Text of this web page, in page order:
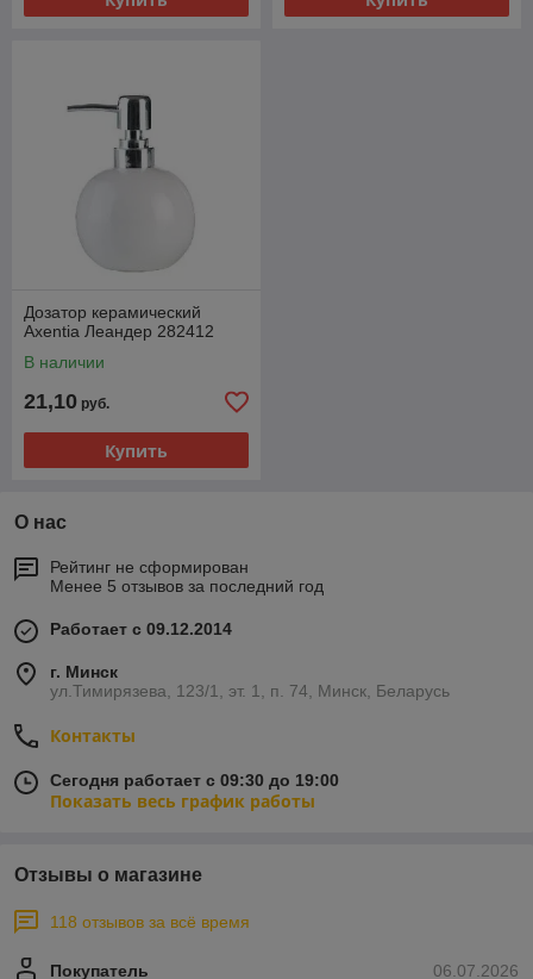
Дозатор керамический
Axentia Леандер 282412
В наличии
21,10 руб.
Купить
О нас
Рейтинг не сформирован
Менее 5 отзывов за последний год
Работает с 09.12.2014
г. Минск
ул.Тимирязева, 123/1, эт. 1, п. 74, Минск, Беларусь
Контакты
Сегодня работает с 09:30 до 19:00
Показать весь график работы
Отзывы о магазине
118 отзывов за всё время
06.07.2026
Покупатель